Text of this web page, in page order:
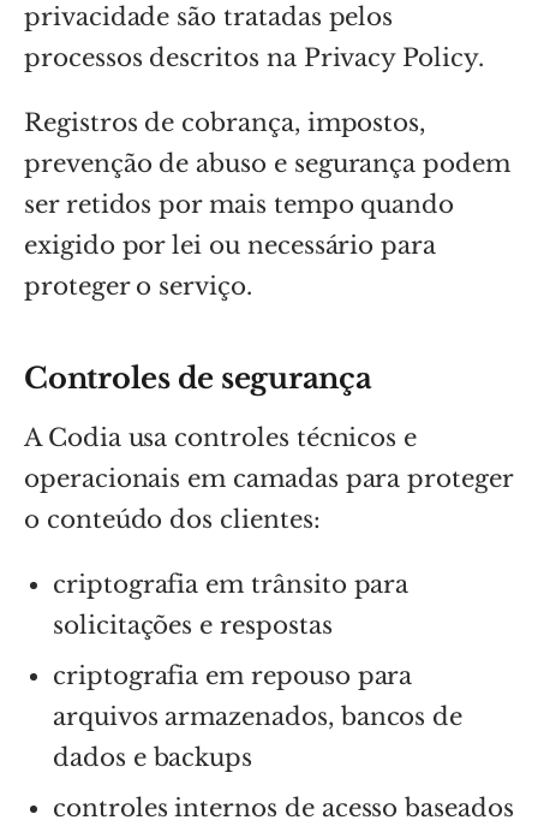
privacidade são tratadas pelos
processos descritos na Privacy Policy.
Registros de cobrança, impostos,
prevenção de abuso e segurança podem
ser retidos por mais tempo quando
exigido por lei ou necessário para
proteger o serviço.
Controles de segurança
A Codia usa controles técnicos e
operacionais em camadas para proteger
o conteúdo dos clientes:
criptografia em trânsito para
solicitações e respostas
criptografia em repouso para
arquivos armazenados, bancos de
dados e backups
controles internos de acesso baseados